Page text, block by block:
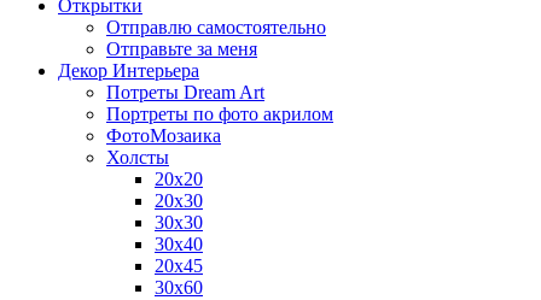
Открытки
Отправлю самостоятельно
Отправьте за меня
Декор Интерьера
Потреты Dream Art
Портреты по фото акрилом
ФотоМозаика
Холсты
20х20
20х30
30х30
30х40
20х45
30х60